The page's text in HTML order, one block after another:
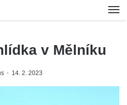
v Mělníku
14. 2. 2023